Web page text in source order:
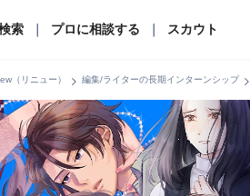
索 プロに相談する スカウト
（リニュー） chevron_right 編集/ライターの長期インターンシップchevron_right